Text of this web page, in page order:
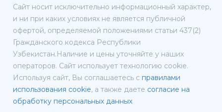
Сайт носит исключительно информационный характер,
и ни при каких условиях не является публичной
офертой, определяемой положениями статьи 437(2)
Гражданского кодекса Республики
Узбекистан.Наличие и цены уточняйте у наших
операторов. Сайт использует технологию cookie.
Используя сайт, Вы соглашаетесь с правилами
использования cookie, а также даете согласие на
обработку персональных данных